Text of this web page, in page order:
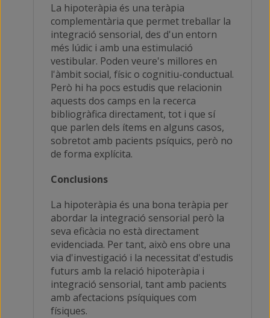
La hipoteràpia és una teràpia
complementària que permet treballar la
integració sensorial, des d'un entorn
més lúdic i amb una estimulació
vestibular. Poden veure's millores en
l'àmbit social, físic o cognitiu-conductual.
Però hi ha pocs estudis que relacionin
aquests dos camps en la recerca
bibliogràfica directament, tot i que sí
que parlen dels ítems en alguns casos,
sobretot amb pacients psíquics, però no
de forma explícita.
Conclusions
La hipoteràpia és una bona teràpia per
abordar la integració sensorial però la
seva eficàcia no està directament
evidenciada. Per tant, això ens obre una
via d'investigació i la necessitat d'estudis
futurs amb la relació hipoteràpia i
integració sensorial, tant amb pacients
amb afectacions psíquiques com
físiques.